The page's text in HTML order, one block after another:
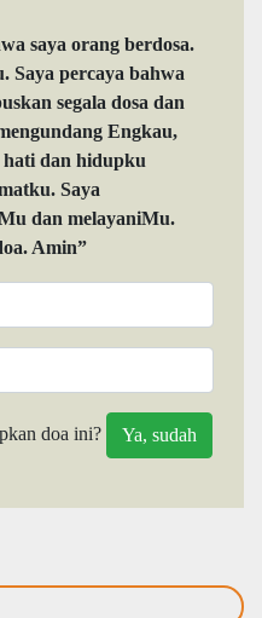
saya orang berdosa.
Saya percaya bahwa
segala dosa dan
Engkau,
hati dan hidupku
Saya
dan melayaniMu.
Amin”
doa ini?